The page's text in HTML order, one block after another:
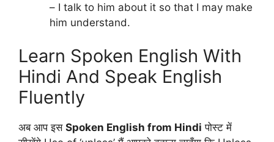
– I talk to him about it so that I may make
him understand.
Learn Spoken English With
Hindi And Speak English
Fluently
अब आप इस Spoken English from Hindi पोस्ट में